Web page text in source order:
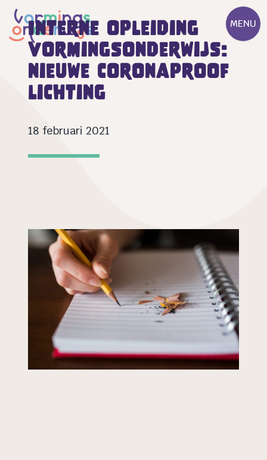
MENU
Interne opleiding
vormingsonderwijs:
nieuwe coronaproof
lichting
18 februari 2021